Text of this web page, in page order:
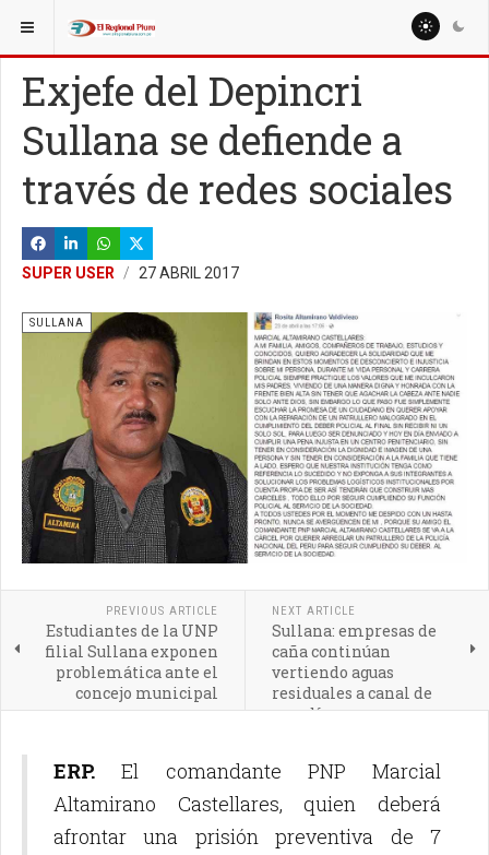
ESTÁ AQUÍ: LOCALES
Exjefe del Depincri
Sullana se defiende a
través de redes sociales
SUPER USER 27 ABRIL 2017
SULLANA
PREVIOUS ARTICLE
Estudiantes de la UNP
filial Sullana exponen
problemática ante el
concejo municipal
NEXT ARTICLE
Sullana: empresas de
caña continúan
vertiendo aguas
residuales a canal de
regadío
ERP. El comandante PNP Marcial
Altamirano Castellares, quien deberá
afrontar una prisión preventiva de 7